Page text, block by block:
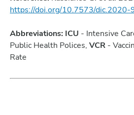
https://doi.org/10.7573/dic.2020-
Abbreviations: ICU - Intensive
Public Health Polices, VCR -
Rate